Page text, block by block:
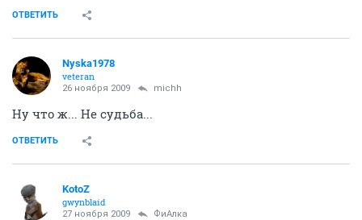
ОТВЕТИТЬ
Nyska1978
veteran
26 ноября 2009 michh
Ну что ж... Не судьба...
ОТВЕТИТЬ
KotoZ
gwynblaid
27 ноября 2009 ФиАлка